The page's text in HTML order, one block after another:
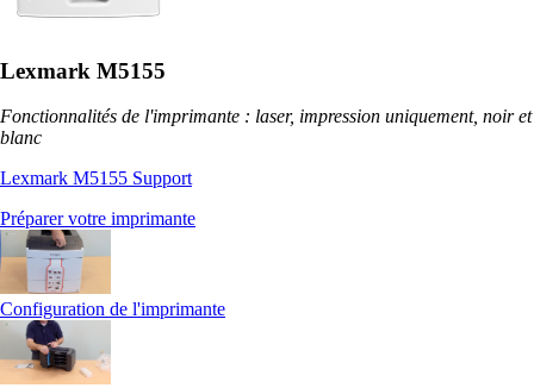
Lexmark M5155
Fonctionnalités de l'imprimante : laser, impression uniquement, noir et
blanc
Lexmark M5155 Support
Préparer votre imprimante
Configuration de l'imprimante